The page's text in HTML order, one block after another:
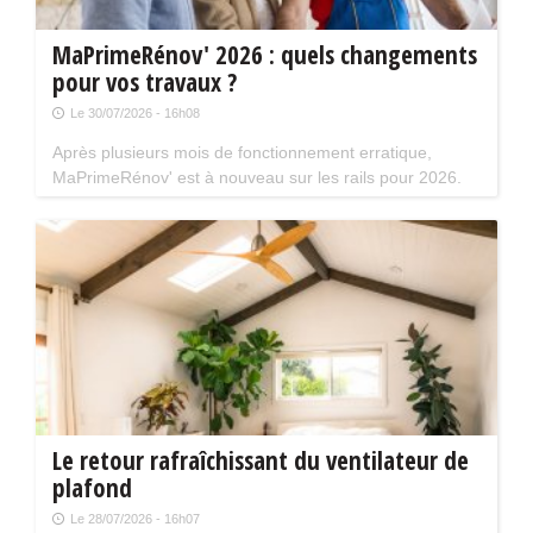
MaPrimeRénov' 2026 : quels changements
pour vos travaux ?
Le 30/07/2026 - 16h08
Après plusieurs mois de fonctionnement erratique,
MaPrimeRénov' est à nouveau sur les rails pour 2026.
limiter le nombre de chantiers éligibles. Tour d'horizon.
Le retour rafraîchissant du ventilateur de
plafond
Le 28/07/2026 - 16h07